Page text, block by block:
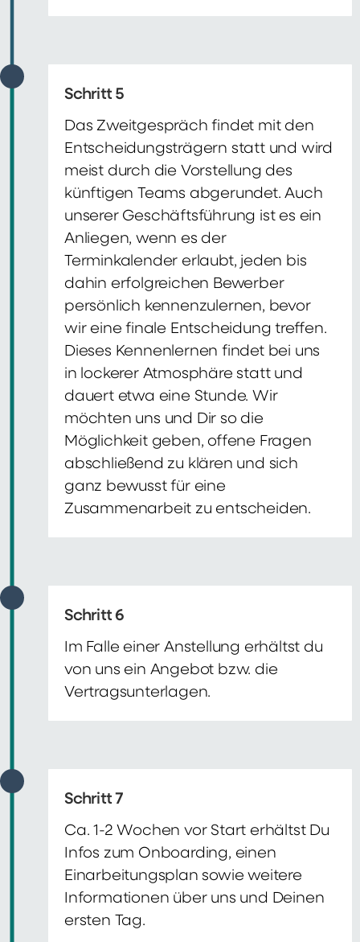
Schritt 5
Das Zweitgespräch findet mit den
Entscheidungsträgern statt und wird
meist durch die Vorstellung des
künftigen Teams abgerundet. Auch
unserer Geschäftsführung ist es ein
Anliegen, wenn es der
Terminkalender erlaubt, jeden bis
dahin erfolgreichen Bewerber
persönlich kennenzulernen, bevor
wir eine finale Entscheidung treffen.
Dieses Kennenlernen findet bei uns
in lockerer Atmosphäre statt und
dauert etwa eine Stunde. Wir
möchten uns und Dir so die
Möglichkeit geben, offene Fragen
abschließend zu klären und sich
ganz bewusst für eine
Zusammenarbeit zu entscheiden.
Schritt 6
Im Falle einer Anstellung erhältst du
von uns ein Angebot bzw. die
Vertragsunterlagen.
Schritt 7
Ca. 1-2 Wochen vor Start erhältst Du
Infos zum Onboarding, einen
Einarbeitungsplan sowie weitere
Informationen über uns und Deinen
ersten Tag.